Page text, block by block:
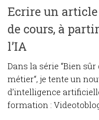
Ecrire un
de cours, à
l’IA
Dans la série “Bien
métier“, je tente un
d’intelligence
formation :